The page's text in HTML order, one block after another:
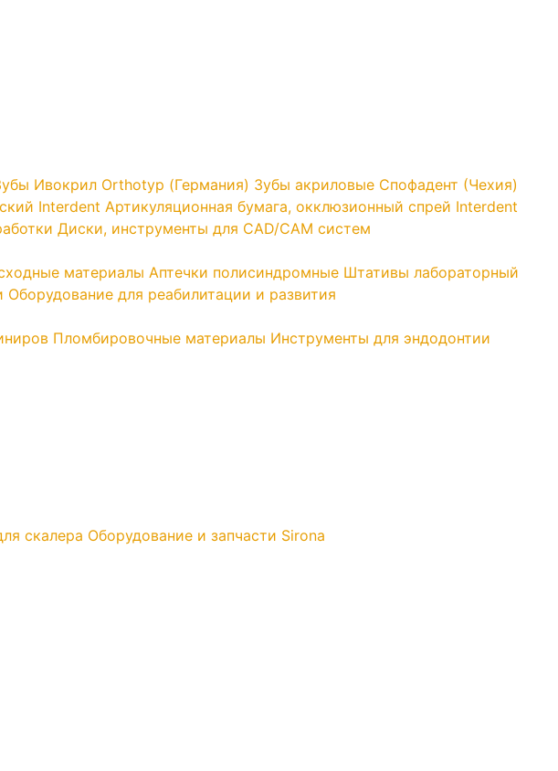
Ивокрил Orthotyp (Германия) Зубы акриловые Спофадент (Чехия)
Interdent Артикуляционная бумага, окклюзионный спрей Interdent
Диски, инструменты для CAD/CAM систем
материалы Аптечки полисиндромные Штативы лабораторный
Оборудование для реабилитации и развития
Пломбировочные материалы Инструменты для эндодонтии
скалера Оборудование и запчасти Sirona